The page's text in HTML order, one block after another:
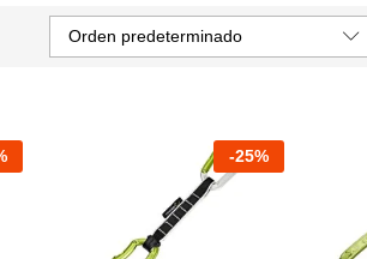
Orden predeterminado
-25%